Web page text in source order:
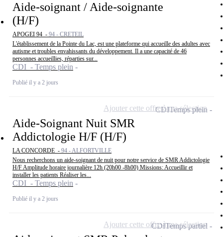
Aide-soignant / Aide-soignante
(H/F)
APOGEI 94 - 94 - CRETEIL
L'établissement de la Pointe du Lac, est une plateforme qui accueille des adultes avec
autisme et troubles envahissants du développement. Il a une capacité de 46
personnes accueillies, réparties sur...
CDI - Temps plein
Publié il y a 2 jours
Aide-Soignant Nuit SMR
Addictologie H/F (H/F)
LA CONCORDE - 94 - ALFORTVILLE
Nous recherchons un aide-soignant de nuit pour notre service de SMR Addictologie
H/F Amplitude horaire journalière 12h (20h00 -8h00) Missions: Accueillir et
installer les patients Réaliser les...
CDI - Temps plein
Publié il y a 2 jours
CDITemps plein
Ajouter cette offre à ma sélection
CDITemps partiel
Ajouter cette offre à ma sélection